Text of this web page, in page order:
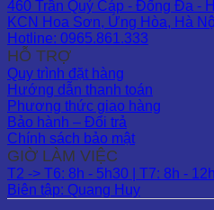
460 Trần Quý Cáp - Đống Đa -
KCN Hoa Sơn, Ứng Hòa, Hà
Hotline: 0965.861.333
HỖ TRỢ
Quy trình đặt hàng
Hướng dẫn thanh toán
Phương thức giao hàng
Bảo hành – Đổi trả
Chính sách bảo mật
GIỜ LÀM VIỆC
T2 -> T6: 8h - 5h30 | T7: 8h - 12h
Biên tập: Quang Huy